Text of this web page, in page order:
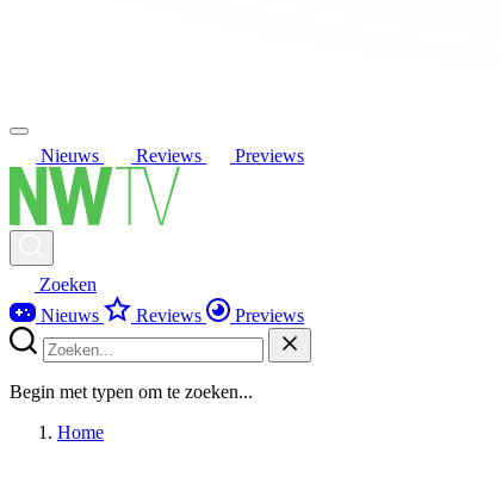
Nieuws Reviews Previews
Zoeken
Nieuws
Reviews Previews
Begin met typen om te zoeken...
Home